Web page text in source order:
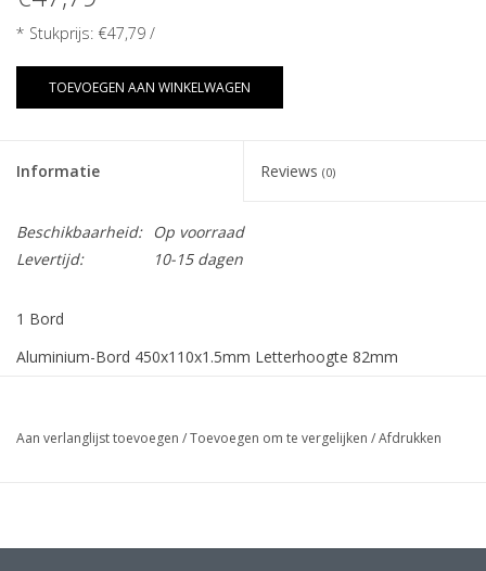
* Stukprijs: €47,79 /
TOEVOEGEN AAN WINKELWAGEN
Informatie Reviews (0)
Beschikbaarheid:
Op voorraad
Levertijd:
10-15 dagen
1 Bord
Aluminium-Bord 450x110x1.5mm Letterhoogte 82mm
Aan verlanglijst toevoegen /Toevoegen om te vergelijken /Afdrukken